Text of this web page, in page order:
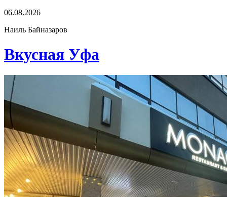
06.08.2026
Наиль Байназаров
Вкусная Уфа